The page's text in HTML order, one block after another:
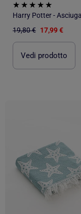
19,80 € 17,99 €
Vedi prodotto